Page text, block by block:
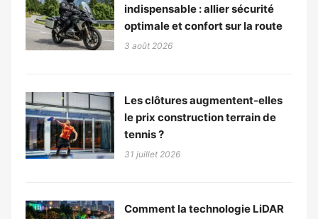
indispensable : allier sécurité
optimale et confort sur la route
3 août 2026
Les clôtures augmentent-elles
le prix construction terrain de
tennis ?
31 juillet 2026
Comment la technologie LiDAR